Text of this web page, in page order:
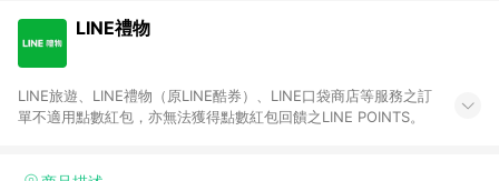
LINE禮物
LINE旅遊、LINE禮物（原LINE酷券）、LINE口袋商店等服務之訂
單不適用點數紅包，亦無法獲得點數紅包回饋之LINE POINTS。